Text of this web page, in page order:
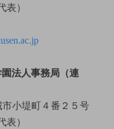
）
法人事務局（連
堤町４番２５号
）